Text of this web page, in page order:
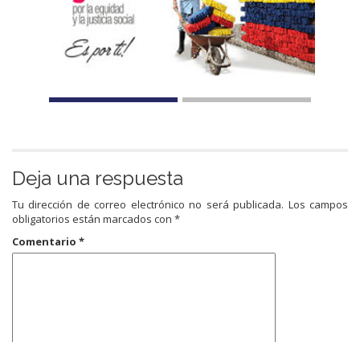
Deja una respuesta
Tu dirección de correo electrónico no será publicada. Los campos
obligatorios están marcados con *
Comentario *